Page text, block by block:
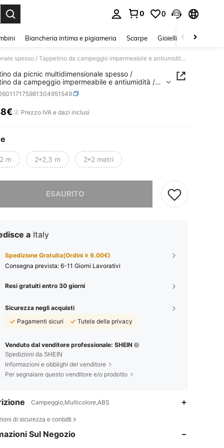
0 0
Biancheria intima e pigiameria Scarpe Gioielli E Accessori
Tappetino da picnic multidimensionale spesso / Tappetino da campeggio impermeabile e antiumidità / Tappetino da picnic portatile / Cuscino per il tempo libero in parco (colori casuali)
da picnic multidimensionale spesso /
da campeggio impermeabile e antiumidità /
da picnic portatile / Cuscino per il tempo
parco (colori casuali)
AND AVAILABILITY
Prezzo IVA e dazi inclusi
m 2*2,3 m 2*2 metri
ESAURITO
a Italy
Spedizione Gratuita(Ordini ≥ 9.00€)
Consegna prevista: 6-11 Giorni Lavorativi
Resi gratuiti entro 30 giorni
Sicurezza negli acquisti
Pagamenti sicuri
Tutela della privacy
Venduto dal venditore professionale: SHEIN
Spedizioni da SHEIN
Informazioni e obblighi del venditore
Per segnalare questo venditore e/o prodotto
Campeggio,Multicolore,ABS
di sicurezza e contatti
Sul Negozio
4.45 187 479